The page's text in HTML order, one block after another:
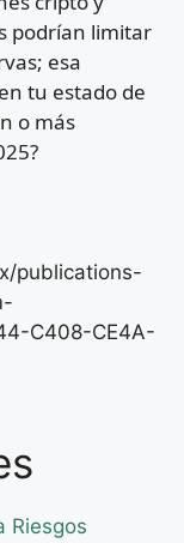
podrían limitar
esa
tu estado de
o más
publications-
C408-CE4A-
Riesgos